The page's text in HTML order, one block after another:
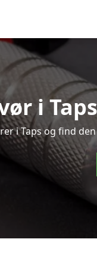
i
i Taps og find